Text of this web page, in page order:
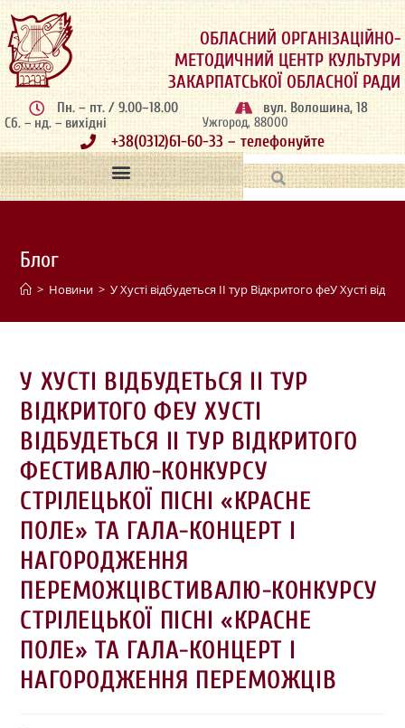
ОБЛАСНИЙ ОРГАНІЗАЦІЙНО-
МЕТОДИЧНИЙ ЦЕНТР КУЛЬТУРИ
ЗАКАРПАТСЬКОЇ ОБЛАСНОЇ РАДИ
Пн. – пт. / 9.00–18.00
Сб. – нд. – вихідні
вул. Волошина, 18
Ужгород, 88000
+38(0312)61-60-33 – телефонуйте
Блог
> Новини > У Хусті відбудеться ІІ тур Відкритого феУ Хусті
У ХУСТІ ВІДБУДЕТЬСЯ ІІ ТУР
ВІДКРИТОГО ФЕУ ХУСТІ
ВІДБУДЕТЬСЯ ІІ ТУР ВІДКРИТОГО
ФЕСТИВАЛЮ-КОНКУРСУ
СТРІЛЕЦЬКОЇ ПІСНІ «КРАСНЕ
ПОЛЕ» ТА ГАЛА-КОНЦЕРТ І
НАГОРОДЖЕННЯ
ПЕРЕМОЖЦІВСТИВАЛЮ-КОНКУРСУ
СТРІЛЕЦЬКОЇ ПІСНІ «КРАСНЕ
ПОЛЕ» ТА ГАЛА-КОНЦЕРТ І
НАГОРОДЖЕННЯ ПЕРЕМОЖЦІВ